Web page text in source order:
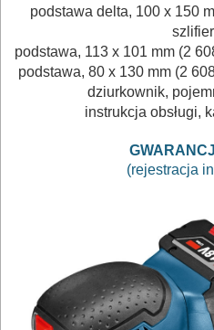
opalarki
pilarki
stołowe
zagłębiarki
piły
szablowe
podstawa delta, 100 x 150
podstawa, 113 x 101 mm (2
podstawa, 80 x 130 mm (2
dziurkownik,
instrukcja obsługi,
(rejestracja